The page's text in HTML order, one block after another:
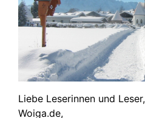
Liebe Leserinnen und
Woiga.de,